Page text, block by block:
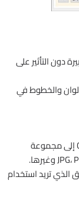
دون التأثير على
والخطوط في
يتيح لك تحويل ملفات CDR إلى مجموعة
الذي تريد استخدام